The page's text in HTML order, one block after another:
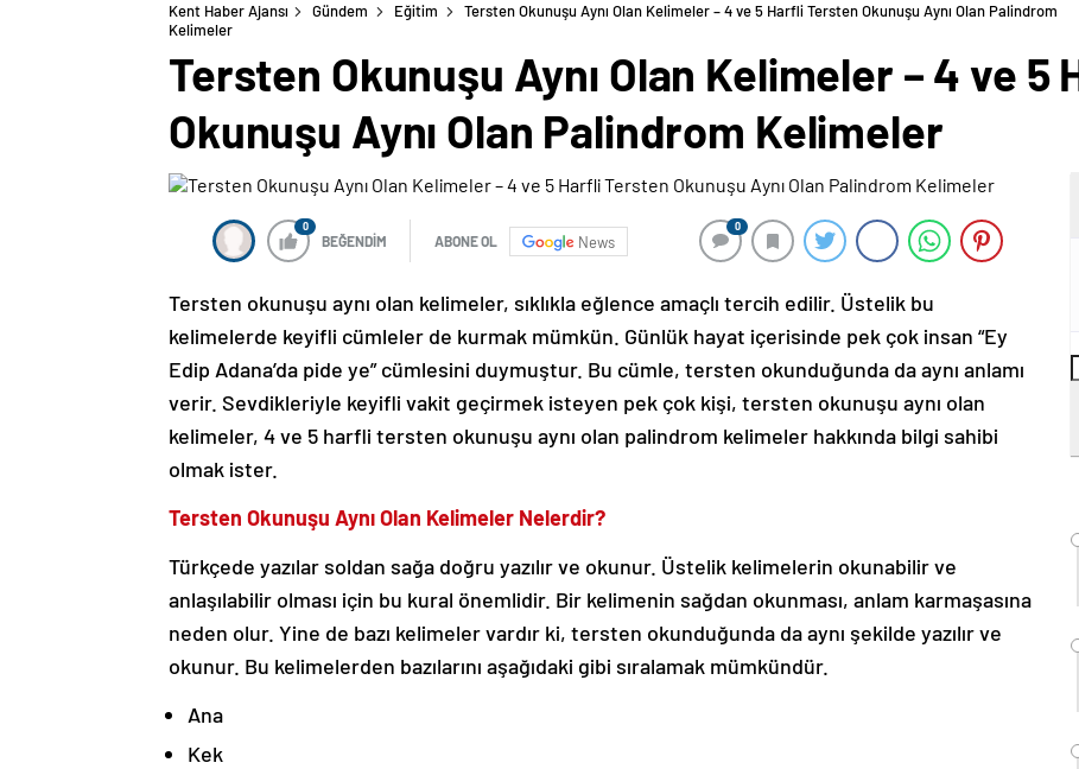
Kent Haber Ajansı Gündem Eğitim
Tersten Okunuşu Aynı Olan Kelimeler – 4 ve 5 Harfli Tersten Okunuşu Aynı Olan Palindrom
Kelimeler
Tersten Okunuşu Aynı Olan Kelimeler – 4 ve 5
Okunuşu Aynı Olan Palindrom Kelimeler
0
BEĞENDİM ABONE OL News
0
Tersten okunuşu aynı olan kelimeler, sıklıkla eğlence amaçlı tercih edilir. Üstelik bu
kelimelerde keyifli cümleler de kurmak mümkün. Günlük hayat içerisinde pek çok insan “Ey
Edip Adana’da pide ye” cümlesini duymuştur. Bu cümle, tersten okunduğunda da aynı anlamı
verir. Sevdikleriyle keyifli vakit geçirmek isteyen pek çok kişi, tersten okunuşu aynı olan
kelimeler, 4 ve 5 harfli tersten okunuşu aynı olan palindrom kelimeler hakkında bilgi sahibi
olmak ister.
Tersten Okunuşu Aynı Olan Kelimeler Nelerdir?
Türkçede yazılar soldan sağa doğru yazılır ve okunur. Üstelik kelimelerin okunabilir ve
anlaşılabilir olması için bu kural önemlidir. Bir kelimenin sağdan okunması, anlam karmaşasına
neden olur. Yine de bazı kelimeler vardır ki, tersten okunduğunda da aynı şekilde yazılır ve
okunur. Bu kelimelerden bazılarını aşağıdaki gibi sıralamak mümkündür.
Ana
Kek